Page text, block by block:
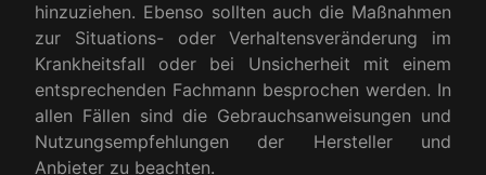
hinzuziehen. Ebenso sollten auch die Maßnahmen
zur Situations- oder Verhaltensveränderung im
Krankheitsfall oder bei Unsicherheit mit einem
entsprechenden Fachmann besprochen werden. In
allen Fällen sind die Gebrauchsanweisungen und
Nutzungsempfehlungen der Hersteller und
Anbieter zu beachten.